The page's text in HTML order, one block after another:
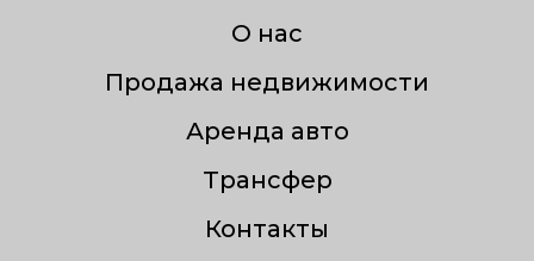
О нас
Продажа недвижимости
Аренда авто
Трансфер
Контакты